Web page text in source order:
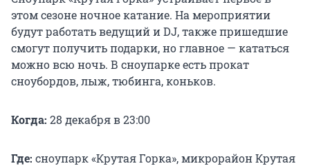
этом сезоне ночное катание. На мероприятии
будут работать ведущий и DJ, также пришедшие
смогут получить подарки, но главное — кататься
можно всю ночь. В сноупарке есть прокат
сноубордов, лыж, тюбинга, коньков.
Когда: 28 декабря в 23:00
Где: сноупарк «Крутая Горка», микрорайон Крутая